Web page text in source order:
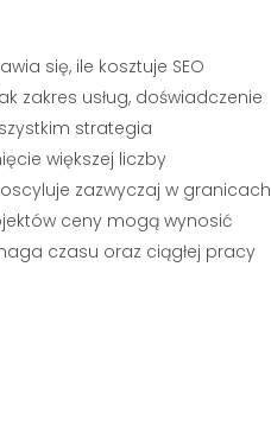
się, ile kosztuje SEO
zakres usług, doświadczenie
strategia
większej liczby
zazwyczaj w granicach
ceny mogą wynosić
czasu oraz ciągłej pracy